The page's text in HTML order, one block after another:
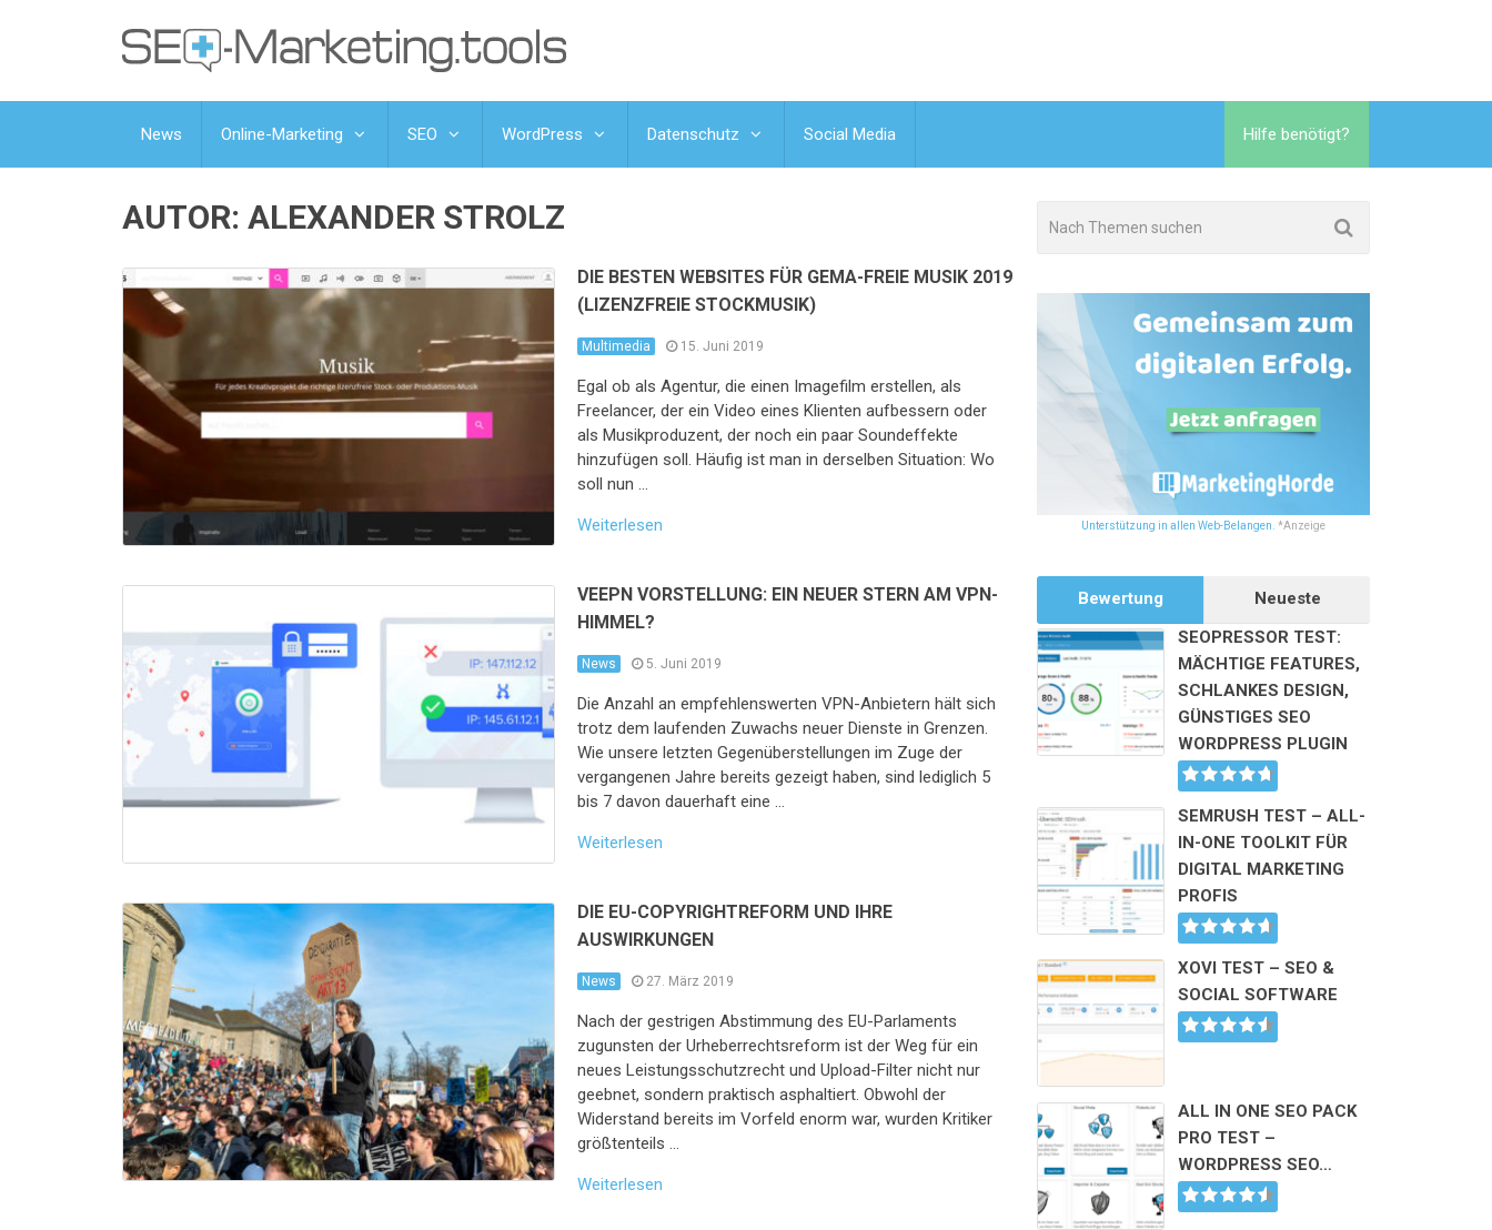
News Online-Marketing SEO WordPress Datenschutz Social Media Hilfe benötigt?
AUTOR: ALEXANDER STROLZ
DIE BESTEN WEBSITES FÜR GEMA-FREIE MUSIK 2019
(LIZENZFREIE STOCKMUSIK)
Multimedia 15. Juni 2019
Egal ob als Agentur, die einen Imagefilm erstellen, als
Freelancer, der ein Video eines Klienten aufbessern oder
als Musikproduzent, der noch ein paar Soundeffekte
hinzufügen soll. Häufig ist man in derselben Situation: Wo
soll nun …
Weiterlesen
VEEPN VORSTELLUNG: EIN NEUER STERN AM VPN-
HIMMEL?
News 5. Juni 2019
Die Anzahl an empfehlenswerten VPN-Anbietern hält sich
trotz dem laufenden Zuwachs neuer Dienste in Grenzen.
Wie unsere letzten Gegenüberstellungen im Zuge der
vergangenen Jahre bereits gezeigt haben, sind lediglich 5
bis 7 davon dauerhaft eine …
Weiterlesen
DIE EU-COPYRIGHTREFORM UND IHRE
AUSWIRKUNGEN
News 27. März 2019
Nach der gestrigen Abstimmung des EU-Parlaments
zugunsten der Urheberrechtsreform ist der Weg für ein
neues Leistungsschutzrecht und Upload-Filter nicht nur
geebnet, sondern praktisch asphaltiert. Obwohl der
Widerstand bereits im Vorfeld enorm war, wurden Kritiker
größtenteils …
Weiterlesen
Unterstützung in allen Web-Belangen. *Anzeige
Bewertung
Neueste
SEOPRESSOR TEST:
MÄCHTIGE FEATURES,
SCHLANKES DESIGN,
GÜNSTIGES SEO
WORDPRESS PLUGIN
SEMRUSH TEST – ALL-
IN-ONE TOOLKIT FÜR
DIGITAL MARKETING
PROFIS
XOVI TEST – SEO &
SOCIAL SOFTWARE
ALL IN ONE SEO PACK
PRO TEST –
WORDPRESS SEO…